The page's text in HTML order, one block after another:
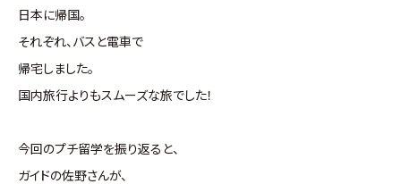
日本に帰国。
それぞれ、バスと電車で
帰宅しました。
国内旅行よりもスムーズな旅でした！
今回のプチ留学を振り返ると、
ガイドの佐野さんが、